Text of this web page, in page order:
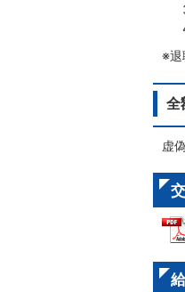
※退
全
虚